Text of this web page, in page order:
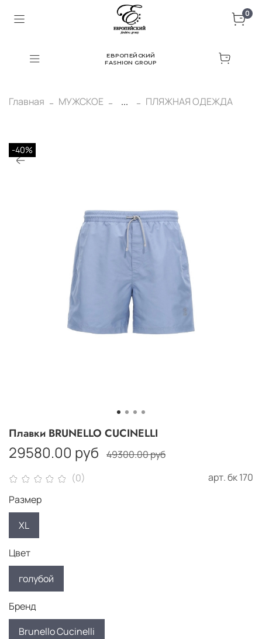
0
ЕВРОПЕЙСКИЙ
FASHION GROUP
Главная МУЖСКОЕ ... ПЛЯЖНАЯ ОДЕЖДА
-40%
(0) арт.бк 170
Плавки BRUNELLO CUCINELLI
29580.00 руб 49300.00 руб
Размер
XL
Цвет
голубой
Бренд
Brunello Cucinelli